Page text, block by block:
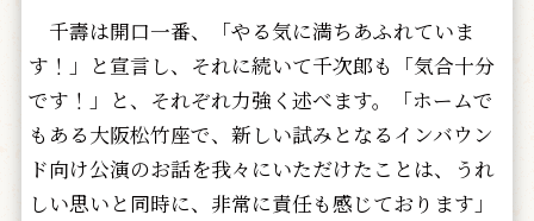
千壽は開口一番、「やる気に満ちあふれていま
す！」と宣言し、それに続いて千次郎も「気合十分
です！」と、それぞれ力強く述べます。「ホームで
もある大阪松竹座で、新しい試みとなるインバウン
ド向け公演のお話を我々にいただけたことは、うれ
しい思いと同時に、非常に責任も感じております」